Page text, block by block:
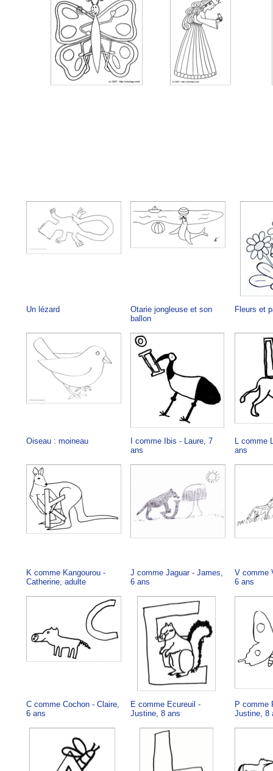
Un lézard
Otarie jongleuse et son
ballon
Fleurs et
Oiseau : moineau
I comme Ibis - Laure, 7
ans
L comme
ans
K comme Kangourou -
Catherine, adulte
J comme Jaguar - James,
6 ans
V comme
6 ans
C comme Cochon - Claire,
6 ans
E comme Ecureuil -
Justine, 8 ans
P comme
Justine, 8